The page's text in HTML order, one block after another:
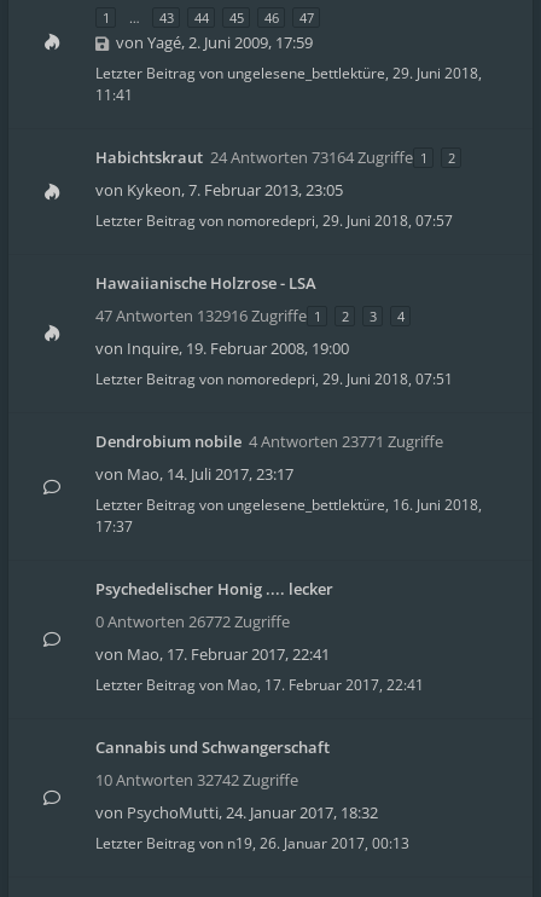
1 … 43 44 45 46 47
von Yagé,2. Juni 2009, 17:59
Letzter Beitrag von ungelesene_bettlektüre, 29. Juni 2018,
11:41
Habichtskraut 24 Antworten 73164 Zugriffe 1 2
von Kykeon,7. Februar 2013, 23:05
Letzter Beitrag von nomoredepri, 29. Juni 2018, 07:57
Hawaiianische Holzrose - LSA
47 Antworten 132916 Zugriffe 1 2 3 4
von Inquire, 19. Februar 2008, 19:00
Letzter Beitrag von nomoredepri, 29. Juni 2018, 07:51
Dendrobium nobile 4 Antworten 23771 Zugriffe
von Mao, 14. Juli 2017, 23:17
Letzter Beitrag von ungelesene_bettlektüre, 16. Juni 2018,
17:37
Psychedelischer Honig .... lecker
0 Antworten 26772 Zugriffe
von Mao, 17. Februar 2017, 22:41
Letzter Beitrag von Mao, 17. Februar 2017, 22:41
Cannabis und Schwangerschaft
10 Antworten 32742 Zugriffe
von PsychoMutti,24. Januar 2017, 18:32
Letzter Beitrag von n19, 26. Januar 2017, 00:13